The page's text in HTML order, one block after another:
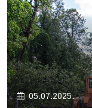
05.07.2025.